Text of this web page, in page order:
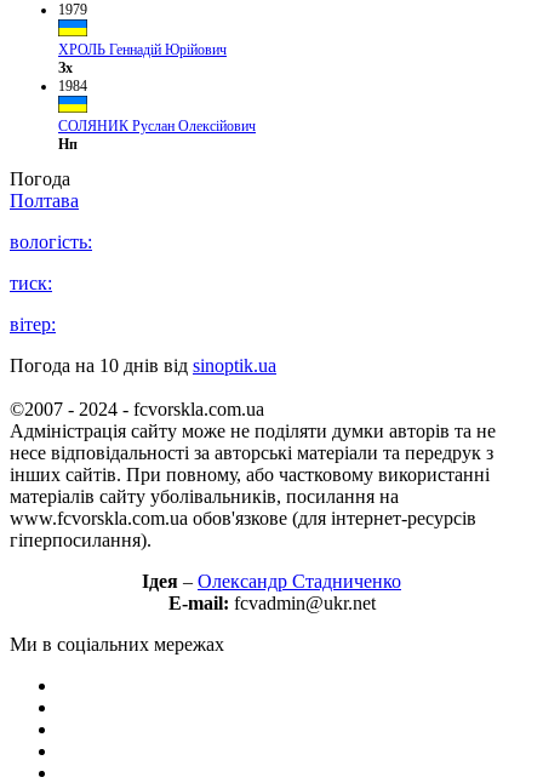
1979
ХРОЛЬ Геннадій Юрійович
Зх
1984
СОЛЯНИК Руслан Олексійович
Нп
Погода
Полтава
вологість:
тиск:
вітер:
Погода на 10 днів від sinoptik.ua
©2007 - 2024 - fcvorskla.com.ua
Адміністрація сайту може не поділяти думки авторів та не
несе відповідальності за авторські матеріали та передрук з
інших сайтів. При повному, або частковому використанні
матеріалів сайту уболівальників, посилання на
www.fcvorskla.com.ua обов'язкове (для інтернет-ресурсів
гіперпосилання).
Ідея – Олександр Стадниченко
E-mail: fcvadmin@ukr.net
Ми в соціальних мережах